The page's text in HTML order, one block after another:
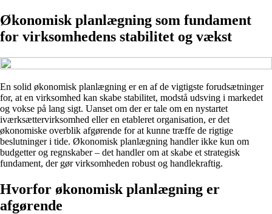
Økonomisk planlægning som fundament
for virksomhedens stabilitet og vækst
En solid økonomisk planlægning er en af de vigtigste forudsætninger
for, at en virksomhed kan skabe stabilitet, modstå udsving i markedet
og vokse på lang sigt. Uanset om der er tale om en nystartet
iværksættervirksomhed eller en etableret organisation, er det
økonomiske overblik afgørende for at kunne træffe de rigtige
beslutninger i tide. Økonomisk planlægning handler ikke kun om
budgetter og regnskaber – det handler om at skabe et strategisk
fundament, der gør virksomheden robust og handlekraftig.
Hvorfor økonomisk planlægning er
afgørende